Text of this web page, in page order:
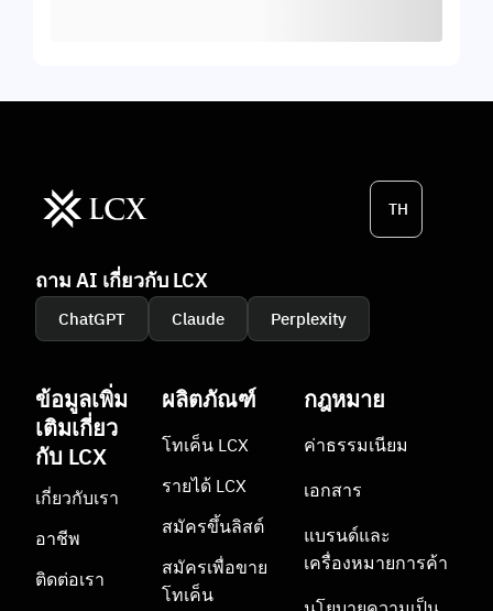
TH
ถาม AI เกี่ยวกับ LCX
ChatGPT Claude Perplexity
ข้อมูลเพิ่ม
เติมเกี่ยว
กับ LCX
เกี่ยวกับเรา
อาชีพ
ติดต่อเรา
ผลิตภัณฑ์
โทเค็น LCX
รายได้ LCX
สมัครขึ้นลิสต์
สมัครเพื่อขาย
โทเค็น
กฎหมาย
ค่าธรรมเนียม
เอกสาร
แบรนด์และ
เครื่องหมายการค้า